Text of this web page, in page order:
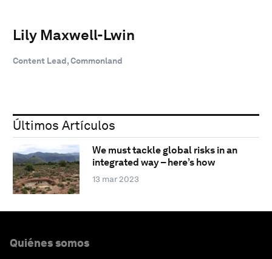
Lily Maxwell-Lwin
Content Lead, Commonland
Últimos Artículos
We must tackle global risks in an
integrated way – here’s how
13 mar 2023
Quiénes somos